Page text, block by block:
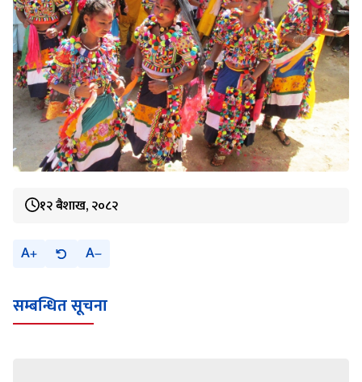
१२ बैशाख, २०८२
A A
सम्बन्धित सूचना